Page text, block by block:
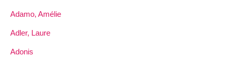
Adamo, Amélie
Adler, Laure
Adonis